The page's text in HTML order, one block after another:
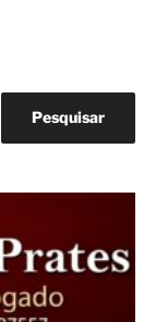
Pesquisar